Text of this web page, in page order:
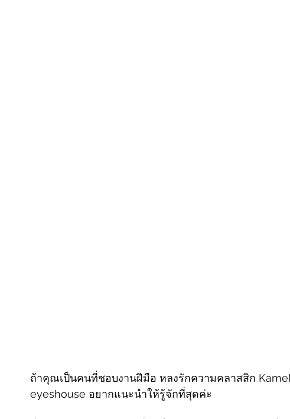
ถ้าคุณเป็นคนที่ชอบงานฝีมือ หลงรักความคลาสสิก
eyeshouse อยากแนะนำให้รู้จักที่สุดค่ะ